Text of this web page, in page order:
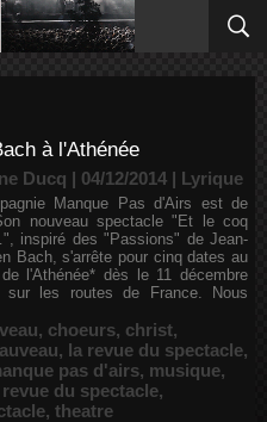
à l'Athénée
Ducq | 04/12/2014 | Lyrique
Manque Pas d'Airs est de
nouveau spectacle "Et le coq
inspiré des "Passions" de Jean-
Bach, s'arrête pour cinq dates au
l'Athénée* dès le 11 décembre
les routes de France. Nous
, choeurs, christ,
, la revue du spectacle,
pas d'airs, musique,
revue du spectacle,
, theatre